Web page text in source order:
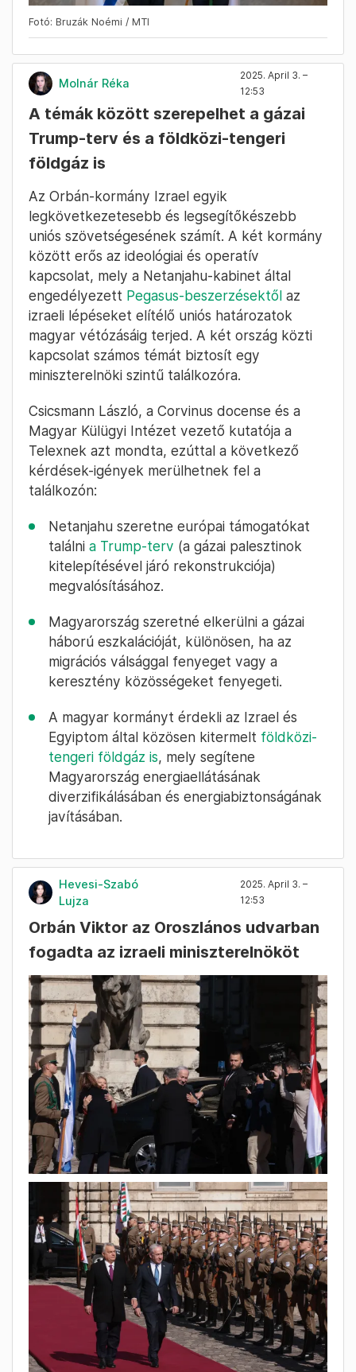
Fotó: Bruzák Noémi / MTI
Molnár Réka
2025. April 3. –
12:53
A témák között szerepelhet a gázai
Trump-terv és a földközi-tengeri
földgáz is
Az Orbán-kormány Izrael egyik
legkövetkezetesebb és legsegítőkészebb
uniós szövetségesének számít. A két kormány
között erős az ideológiai és operatív
kapcsolat, mely a Netanjahu-kabinet által
engedélyezett Pegasus-beszerzésektől az
izraeli lépéseket elítélő uniós határozatok
magyar vétózásáig terjed. A két ország közti
kapcsolat számos témát biztosít egy
miniszterelnöki szintű találkozóra.
Csicsmann László, a Corvinus docense és a
Magyar Külügyi Intézet vezető kutatója a
Telexnek azt mondta, ezúttal a következő
kérdések-igények merülhetnek fel a
találkozón:
Netanjahu szeretne európai támogatókat
találni a Trump-terv (a gázai palesztinok
kitelepítésével járó rekonstrukciója)
megvalósításához.
Magyarország szeretné elkerülni a gázai
háború eszkalációját, különösen, ha az
migrációs válsággal fenyeget vagy a
keresztény közösségeket fenyegeti.
A magyar kormányt érdekli az Izrael és
Egyiptom által közösen kitermelt földközi-
tengeri földgáz is, mely segítene
Magyarország energiaellátásának
diverzifikálásában és energiabiztonságának
javításában.
Hevesi-Szabó
Lujza
2025. April 3. –
12:53
Orbán Viktor az Oroszlános udvarban
fogadta az izraeli miniszterelnököt